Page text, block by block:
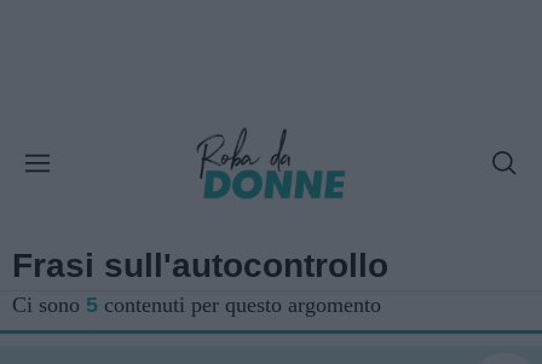
Frasi sull'autocontrollo
Ci sono 5 contenuti per questo argomento